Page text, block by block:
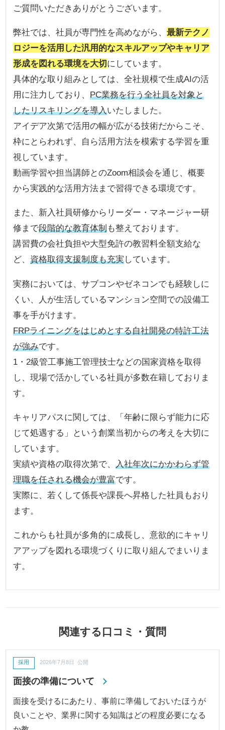
ご質問いただきありがとうございます。
弊社では、社員が専門性を高めながら、最新テクノ
ロジーを活用した汎用的なスキルアップやキャリア
形成を図れる環境を大切 にしています。
具体的な取り組みとしては、全社規模で生成AIの活
用に注力しており、PC業務を行う全社員を対象と
したリスキリングを導入いたしました。
アイデア次第で活用の幅が広がる技術だからこそ、
枠にとらわれず、自ら活用方法を模索する学習を重
視しています。
動画学習や担当講師とのZoom相談会を通じ、概要
から実践的な活用方法まで習得できる環境です。
また、新入社員研修からリーダー・マネージャー研
修まで段階的な教育体制も整えております。
講習費の会社負担や大型免許の教習料全額支給な
ど、資格取得支援制度も充実しています。
実務においては、サブコンやゼネコンでも経験しに
くい、人が生活しているマンション空間での設備工
事を手がけます。
FRPライニングをはじめとする自社開発の特許工法
が強みです。
1・2級管工事施工管理技士などの国家資格を取得
し、現場で活かしている社員が多数在籍しておりま
す。
キャリアパスに関しては、「年齢に限らず能力に応
じて処遇する」という創業当初からの考えを大切に
しています。
実績や資格の取得次第で、入社年次にかかわらず管
理職を任される機会が豊富です。
実際に、若くして係長や課長へ昇格した社員もおり
ます。
これからも社員が多角的に成長し、意欲的にキャリ
アアップを図れる環境づくりに取り組んでまいりま
す。
関連する口コミ・質問
面接の準備について
採用 2026年7月8日 公開
面接を受けるにあたり、事前に準備しておいたほうが
良いことや、業界に関する知識はどの程度必要になる